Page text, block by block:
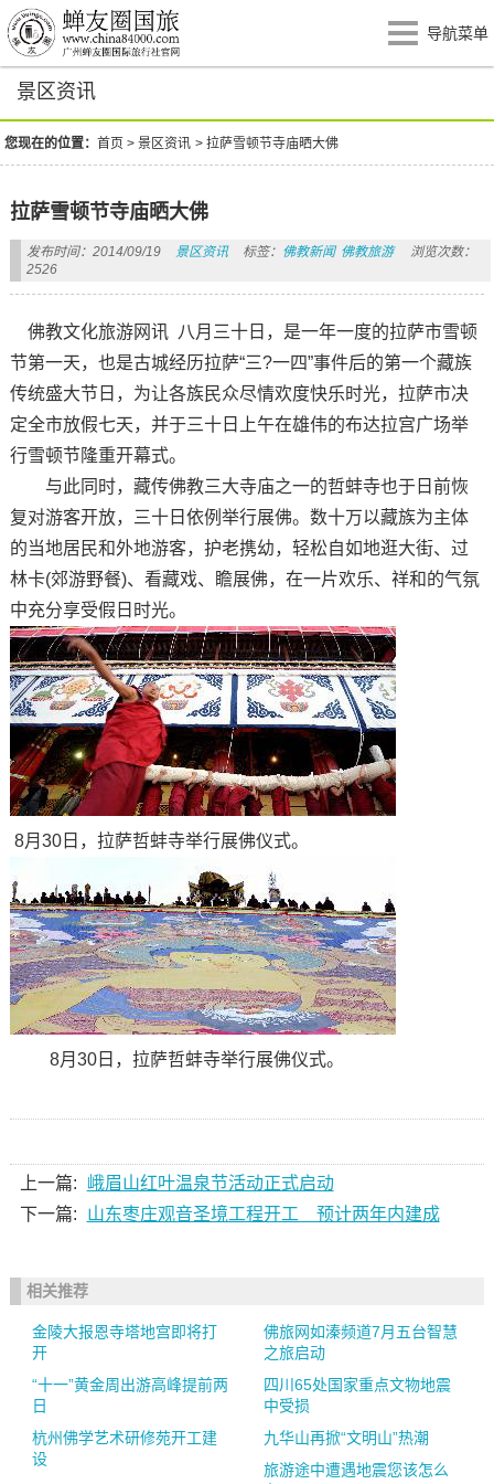
导航菜单
景区资讯
您现在的位置：首页 >景区资讯 >拉萨雪顿节寺庙晒大佛
拉萨雪顿节寺庙晒大佛
发布时间：2014/09/19 景区资讯 标签： 佛教新闻 佛教旅游
浏览次数：
2526
佛教文化旅游网讯 八月三十日，是一年一度的拉萨市雪顿
节第一天，也是古城经历拉萨“三?一四”事件后的第一个藏族
传统盛大节日，为让各族民众尽情欢度快乐时光，拉萨市决
定全市放假七天，并于三十日上午在雄伟的布达拉宫广场举
行雪顿节隆重开幕式。
与此同时，藏传佛教三大寺庙之一的哲蚌寺也于日前恢
复对游客开放，三十日依例举行展佛。数十万以藏族为主体
的当地居民和外地游客，护老携幼，轻松自如地逛大街、过
林卡(郊游野餐)、看藏戏、瞻展佛，在一片欢乐、祥和的气氛
中充分享受假日时光。
8月30日，拉萨哲蚌寺举行展佛仪式。
8月30日，拉萨哲蚌寺举行展佛仪式。
上一篇:
峨眉山红叶温泉节活动正式启动
下一篇:
山东枣庄观音圣境工程开工 预计两年内建成
相关推荐
金陵大报恩寺塔地宫即将打
开
佛旅网如溱频道7月五台智慧
之旅启动
“十一”黄金周出游高峰提前两
日
四川65处国家重点文物地震
中受损
杭州佛学艺术研修苑开工建
设
九华山再掀“文明山”热潮
旅游途中遭遇地震您该怎么